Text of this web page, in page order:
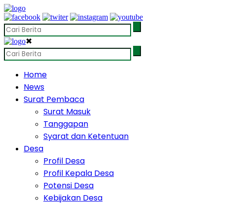
✖
Home
News
Surat Pembaca
Surat Masuk
Tanggapan
Syarat dan Ketentuan
Desa
Profil Desa
Profil Kepala Desa
Potensi Desa
Kebijakan Desa